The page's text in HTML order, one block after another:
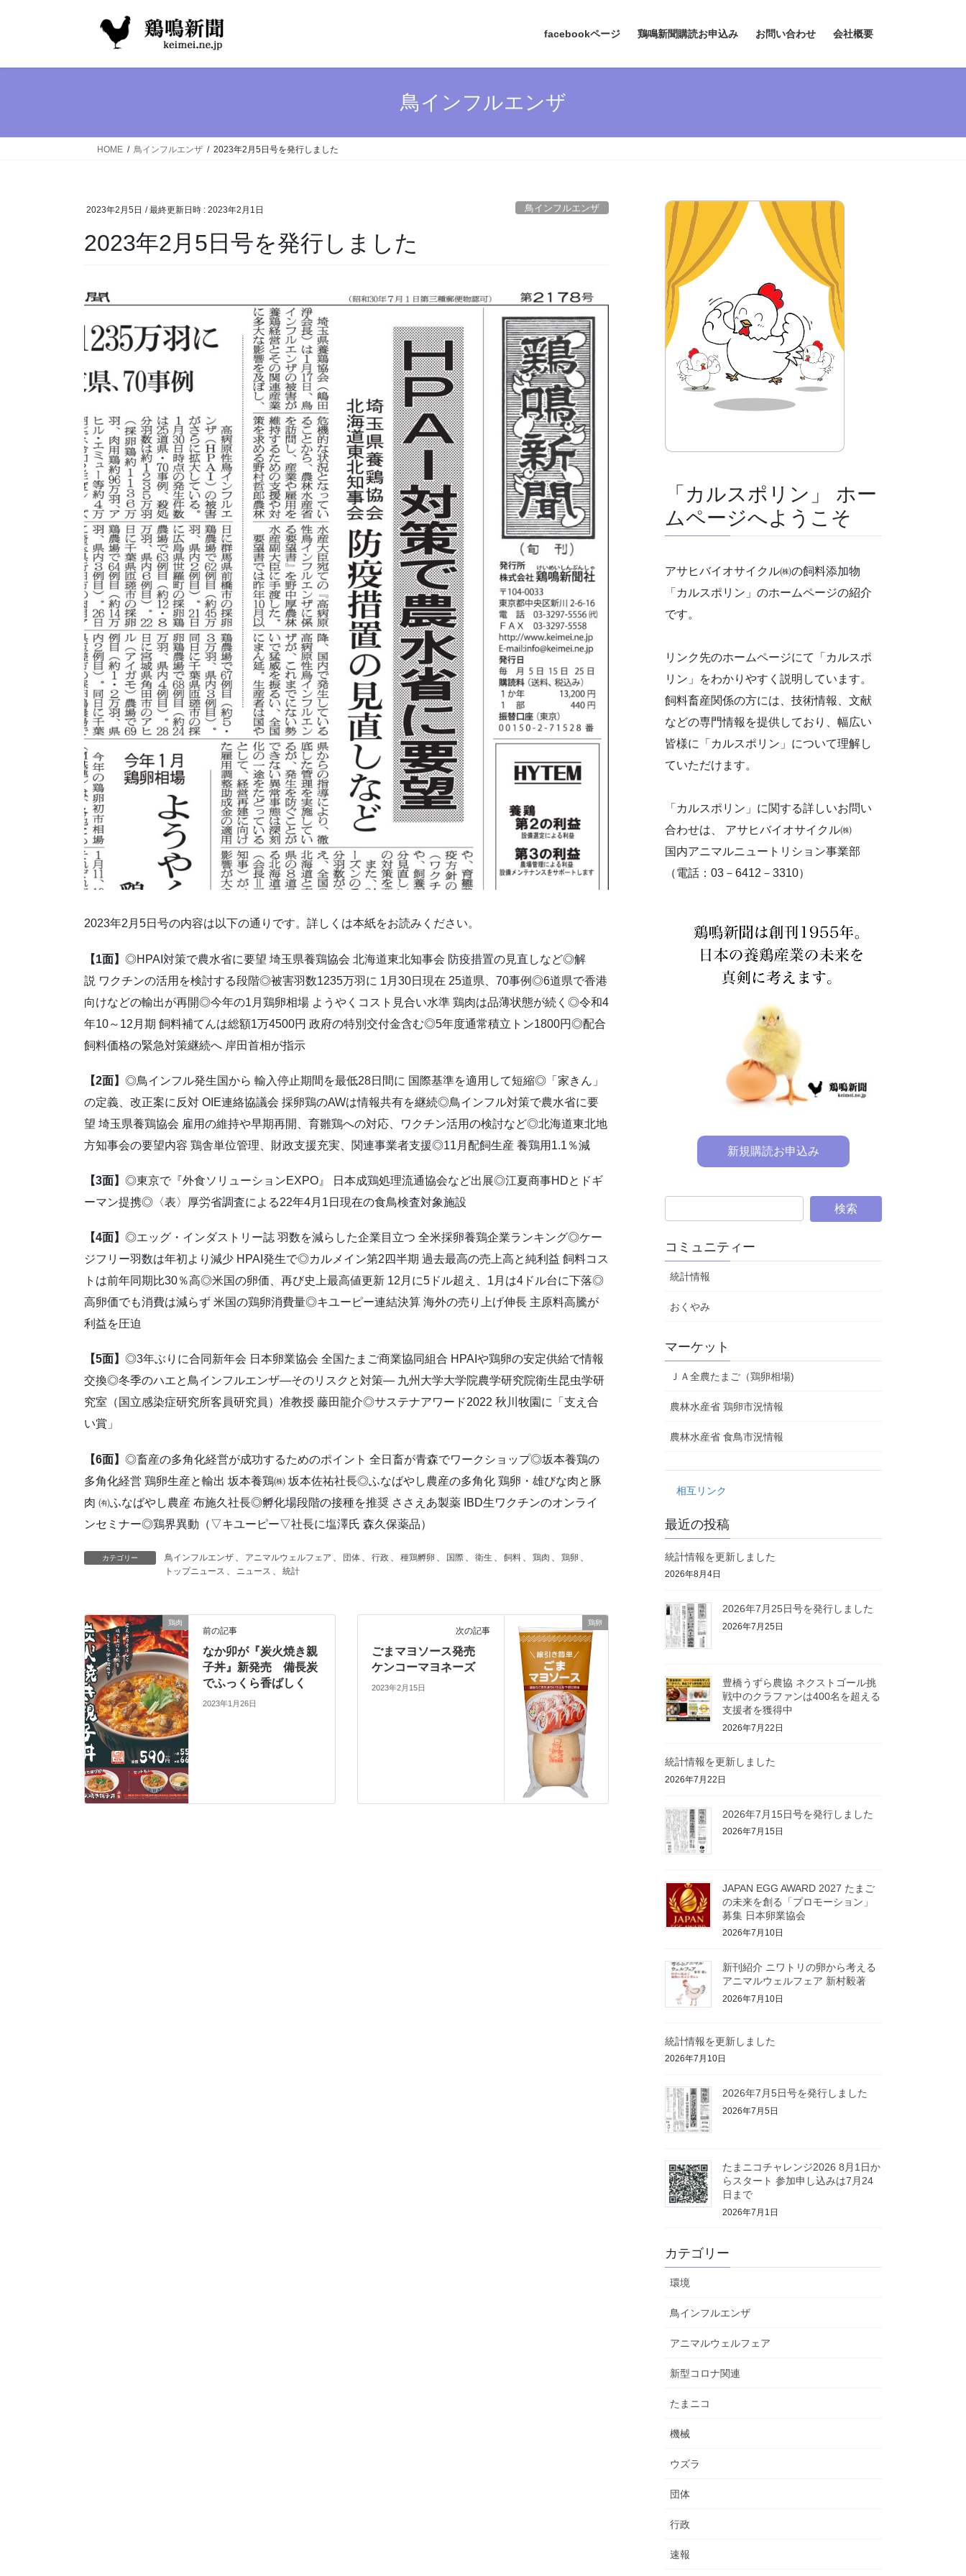
facebookページ 鶏鳴新聞購読お申込み お問い合わせ 会社概要
鳥インフルエンザ
HOME 鳥インフルエンザ 2023年2月5日号を発行しました
2023年2月5日 / 最終更新日時 : 2023年2月1日 鳥インフルエンザ
2023年2月5日号を発行しました
2023年2月5日号の内容は以下の通りです。詳しくは本紙をお読みください。
【1面】 ◎HPAI対策で農水省に要望 埼玉県養鶏協会 北海道東北知事会 防疫措置の見直しなど◎解
説 ワクチンの活用を検討する段階◎被害羽数1235万羽に 1月30日現在 25道県、70事例◎6道県で香港
向けなどの輸出が再開◎今年の1月鶏卵相場 ようやくコスト見合い水準 鶏肉は品薄状態が続く◎令和4
年10～12月期 飼料補てんは総額1万4500円 政府の特別交付金含む◎5年度通常積立トン1800円◎配合
飼料価格の緊急対策継続へ 岸田首相が指示
【2面】 ◎鳥インフル発生国から 輸入停止期間を最低28日間に 国際基準を適用して短縮◎「家きん」
の定義、改正案に反対 OIE連絡協議会 採卵鶏のAWは情報共有を継続◎鳥インフル対策で農水省に要
望 埼玉県養鶏協会 雇用の維持や早期再開、育雛鶏への対応、ワクチン活用の検討など◎北海道東北地
方知事会の要望内容 鶏舎単位管理、財政支援充実、関連事業者支援◎11月配飼生産 養鶏用1.1％減
【3面】 ◎東京で『外食ソリューションEXPO』 日本成鶏処理流通協会など出展◎江夏商事HDとドギ
ーマン提携◎〈表〉厚労省調査による22年4月1日現在の食鳥検査対象施設
【4面】 ◎エッグ・インダストリー誌 羽数を減らした企業目立つ 全米採卵養鶏企業ランキング◎ケー
ジフリー羽数は年初より減少 HPAI発生で◎カルメイン第2四半期 過去最高の売上高と純利益 飼料コス
トは前年同期比30％高◎米国の卵価、再び史上最高値更新 12月に5ドル超え、1月は4ドル台に下落◎
高卵価でも消費は減らず 米国の鶏卵消費量◎キユーピー連結決算 海外の売り上げ伸長 主原料高騰が
利益を圧迫
【5面】 ◎3年ぶりに合同新年会 日本卵業協会 全国たまご商業協同組合 HPAIや鶏卵の安定供給で情報
交換◎冬季のハエと鳥インフルエンザ―そのリスクと対策― 九州大学大学院農学研究院衛生昆虫学研
究室（国立感染症研究所客員研究員）准教授 藤田龍介◎サステナアワード2022 秋川牧園に「支え合
い賞」
【6面】 ◎畜産の多角化経営が成功するためのポイント 全日畜が青森でワークショップ◎坂本養鶏の
多角化経営 鶏卵生産と輸出 坂本養鶏㈱ 坂本佐祐社長◎ふなばやし農産の多角化 鶏卵・雄びな肉と豚
肉 ㈲ふなばやし農産 布施久社長◎孵化場段階の接種を推奨 ささえあ製薬 IBD生ワクチンのオンライ
ンセミナー◎鶏界異動（▽キユーピー▽社長に塩澤氏 森久保薬品）
カテゴリー 鳥インフルエンザ アニマルウェルフェア 団体 行政 種鶏孵卵 国際 衛生 飼料 鶏肉 鶏卵
トップニュース
ニュース 統計
鶏肉
前の記事
なか卯が『炭火焼き親
子丼』新発売 備長炭
でふっくら香ばしく
2023年1月26日
鶏卵
次の記事
ごまマヨソース発売
ケンコーマヨネーズ
2023年2月15日
「カルスポリン」 ホー
ムページへようこそ
アサヒバイオサイクル㈱の飼料添加物
「カルスポリン」のホームページの紹介
です。
リンク先のホームページにて「カルスポ
リン」をわかりやすく説明しています。
飼料畜産関係の方には、技術情報、文献
などの専門情報を提供しており、幅広い
皆様に「カルスポリン」について理解し
ていただけます。
「カルスポリン」に関する詳しいお問い
合わせは、 アサヒバイオサイクル㈱
国内アニマルニュートリション事業部
（電話：03－6412－3310）
新規購読お申込み
コミュニティー
統計情報
おくやみ
マーケット
ＪＡ全農たまご（鶏卵相場)
農林水産省 鶏卵市況情報
農林水産省 食鳥市況情報
相互リンク
最近の投稿
統計情報を更新しました
2026年8月4日
2026年7月25日号を発行しました
2026年7月25日
豊橋うずら農協 ネクストゴール挑
戦中のクラファンは400名を超える
支援者を獲得中
2026年7月22日
統計情報を更新しました
2026年7月22日
2026年7月15日号を発行しました
2026年7月15日
JAPAN EGG AWARD 2027 たまご
の未来を創る「プロモーション」
募集 日本卵業協会
2026年7月10日
新刊紹介 ニワトリの卵から考える
アニマルウェルフェア 新村毅著
2026年7月10日
統計情報を更新しました
2026年7月10日
2026年7月5日号を発行しました
2026年7月5日
たまニコチャレンジ2026 8月1日か
らスタート 参加申し込みは7月24
日まで
2026年7月1日
カテゴリー
環境
鳥インフルエンザ
アニマルウェルフェア
新型コロナ関連
たまニコ
機械
ウズラ
団体
行政
速報